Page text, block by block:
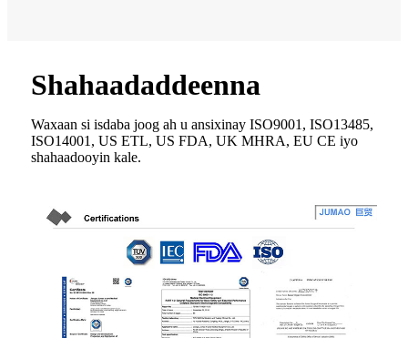
Shahaadaddeenna
Waxaan si isdaba joog ah u ansixinay ISO9001, ISO13485,
ISO14001, US ETL, US FDA, UK MHRA, EU CE iyo
shahaadooyin kale.